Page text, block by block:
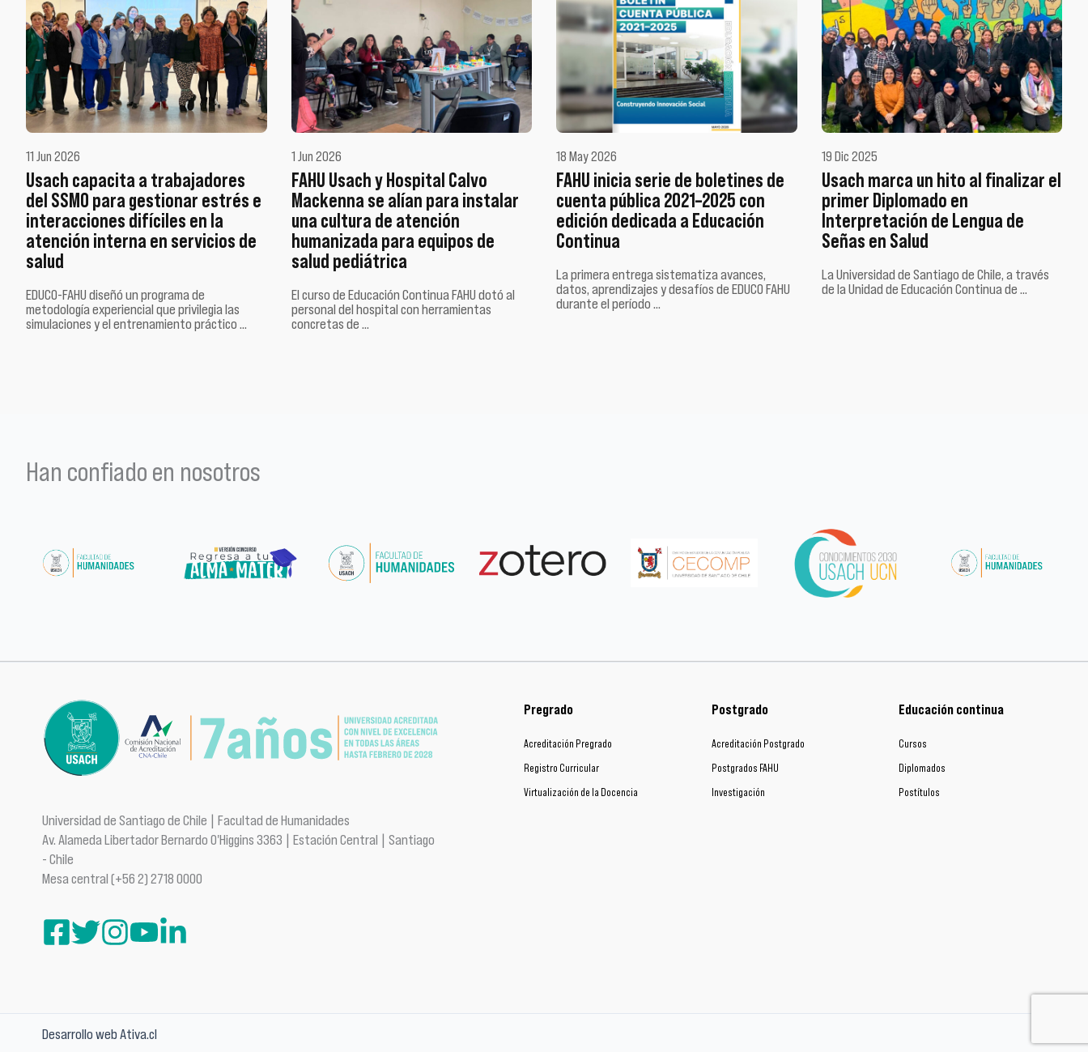
11 Jun 2026
Usach capacita a trabajadores
del SSMO para gestionar estrés e
interacciones difíciles en la
atención interna en servicios de
salud
EDUCO-FAHU diseñó un programa de
metodología experiencial que privilegia las
simulaciones y el entrenamiento práctico …
1 Jun 2026
FAHU Usach y Hospital Calvo
Mackenna se alían para instalar
una cultura de atención
humanizada para equipos de
salud pediátrica
El curso de Educación Continua FAHU dotó al
personal del hospital con herramientas
concretas de …
18 May 2026
FAHU inicia serie de boletines de
cuenta pública 2021–2025 con
edición dedicada a Educación
Continua
La primera entrega sistematiza avances,
datos, aprendizajes y desafíos de EDUCO FAHU
durante el período …
19 Dic 2025
Usach marca un hito al finalizar el
primer Diplomado en
Interpretación de Lengua de
Señas en Salud
La Universidad de Santiago de Chile, a través
de la Unidad de Educación Continua de …
Han confiado en nosotros
Universidad de Santiago de Chile | Facultad de Humanidades
Av. Alameda Libertador Bernardo O'Higgins 3363 | Estación Central | Santiago
- Chile
Mesa central (+56 2) 2718 0000
Pregrado
Acreditación Pregrado
Registro Curricular
Virtualización de la Docencia
Postgrado
Acreditación Postgrado
Postgrados FAHU
Investigación
Educación continua
Cursos
Diplomados
Postítulos
Desarrollo web Ativa.cl